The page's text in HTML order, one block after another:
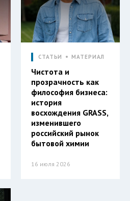
СТАТЬИ МАТЕРИАЛ
Чистота и
прозрачность как
философия бизнеса:
история
восхождения GRASS,
изменившего
российский рынок
бытовой химии
16 июля 2026